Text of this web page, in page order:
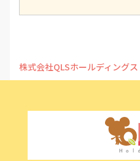
株式会社QLSホールディングス